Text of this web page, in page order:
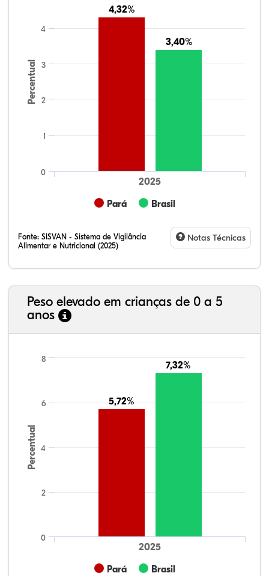
Percentual
4,32%
4,32%
3,40%
3,40%
Pará Brasil
2025
0
1
2
3
4
Fonte: SISVAN - Sistema de Vigilância
Alimentar e Nutricional (2025)
Notas Técnicas
Peso elevado em crianças de 0 a 5
anos
Percentual
5,72%
5,72%
7,32%
7,32%
Pará Brasil
2025
0
2
4
6
8
21,99%
7,16%
0,36%
66,18%
2,81%
1,50%